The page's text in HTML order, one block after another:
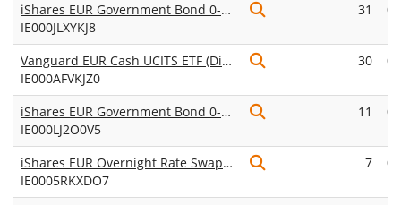
iShares EUR Government Bond 0-3 Month UCITS ETF EUR (Acc)
IE000JLXYKJ8
31
Vanguard EUR Cash UCITS ETF (Dist)
IE000AFVKJZ0
30
iShares EUR Government Bond 0-3 Month UCITS ETF EUR (Dist)
IE000LJ2O0V5
11
iShares EUR Overnight Rate Swap UCITS ETF (Acc)
IE0005RKXDO7
7